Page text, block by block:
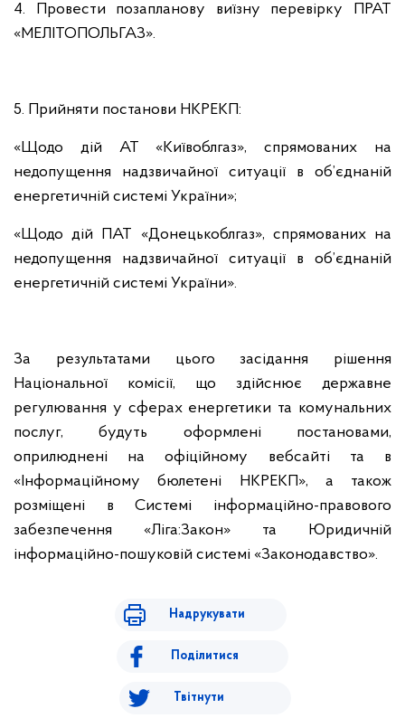
4. Провести позапланову виїзну перевірку ПРАТ
«МЕЛІТОПОЛЬГАЗ».
5. Прийняти постанови НКРЕКП:
«Щодо дій АТ «Київоблгаз», спрямованих на
недопущення надзвичайної ситуації в об’єднаній
енергетичній системі України»;
«Щодо дій ПАТ «Донецькоблгаз», спрямованих на
недопущення надзвичайної ситуації в об’єднаній
енергетичній системі України».
За результатами цього засідання рішення
Національної комісії, що здійснює державне
регулювання у сферах енергетики та комунальних
послуг, будуть оформлені постановами,
оприлюднені на офіційному вебсайті та в
«Інформаційному бюлетені НКРЕКП», а також
розміщені в Системі інформаційно-правового
забезпечення «Ліга:Закон» та Юридичній
інформаційно-пошуковій системі «Законодавство».
Надрукувати
Поділитися
Твітнути